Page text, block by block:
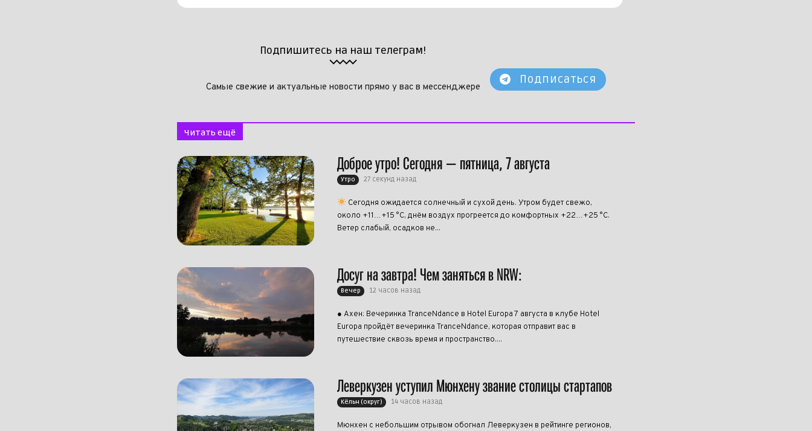
Подпишитесь на наш телеграм!
Самые свежие и актуальные новости прямо у вас в мессенджере
Подписаться
Читать ещё
Доброе утро! Сегодня — пятница, 7 августа
Утро 27 секунд назад
Сегодня ожидается солнечный и сухой день. Утром будет свежо,
около +11…+15 °C, днём воздух прогреется до комфортных +22…+25 °C.
Ветер слабый, осадков не...
Досуг на завтра! Чем заняться в NRW:
Вечер 12 часов назад
● Ахен: Вечеринка TranceNdance в Hotel Europa 7 августа в клубе Hotel
Europa пройдёт вечеринка TranceNdance, которая отправит вас в
путешествие сквозь время и пространство....
Леверкузен уступил Мюнхену звание столицы стартапов
Кёльн (округ) 14 часов назад
Мюнхен с небольшим отрывом обогнал Леверкузен в рейтинге регионов,